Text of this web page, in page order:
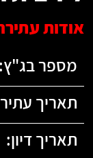
אודות
מספר בג"ץ:
תאריך
תאריך דיון: